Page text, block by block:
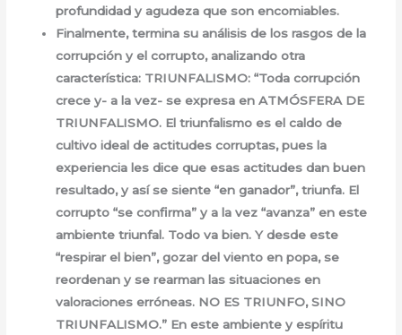
profundidad y agudeza que son encomiables.
Finalmente, termina su análisis de los rasgos de la
corrupción y el corrupto, analizando otra
característica: TRIUNFALISMO: “Toda corrupción
crece y- a la vez- se expresa en ATMÓSFERA DE
TRIUNFALISMO. El triunfalismo es el caldo de
cultivo ideal de actitudes corruptas, pues la
experiencia les dice que esas actitudes dan buen
resultado, y así se siente “en ganador”, triunfa. El
corrupto “se confirma” y a la vez “avanza” en este
ambiente triunfal. Todo va bien. Y desde este
“respirar el bien”, gozar del viento en popa, se
reordenan y se rearman las situaciones en
valoraciones erróneas. NO ES TRIUNFO, SINO
TRIUNFALISMO.” En este ambiente y espíritu